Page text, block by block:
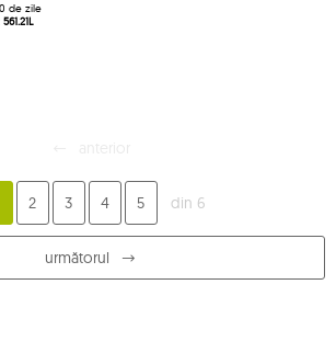
de zile
561.21L
2 3 4 5 din 6
următorul